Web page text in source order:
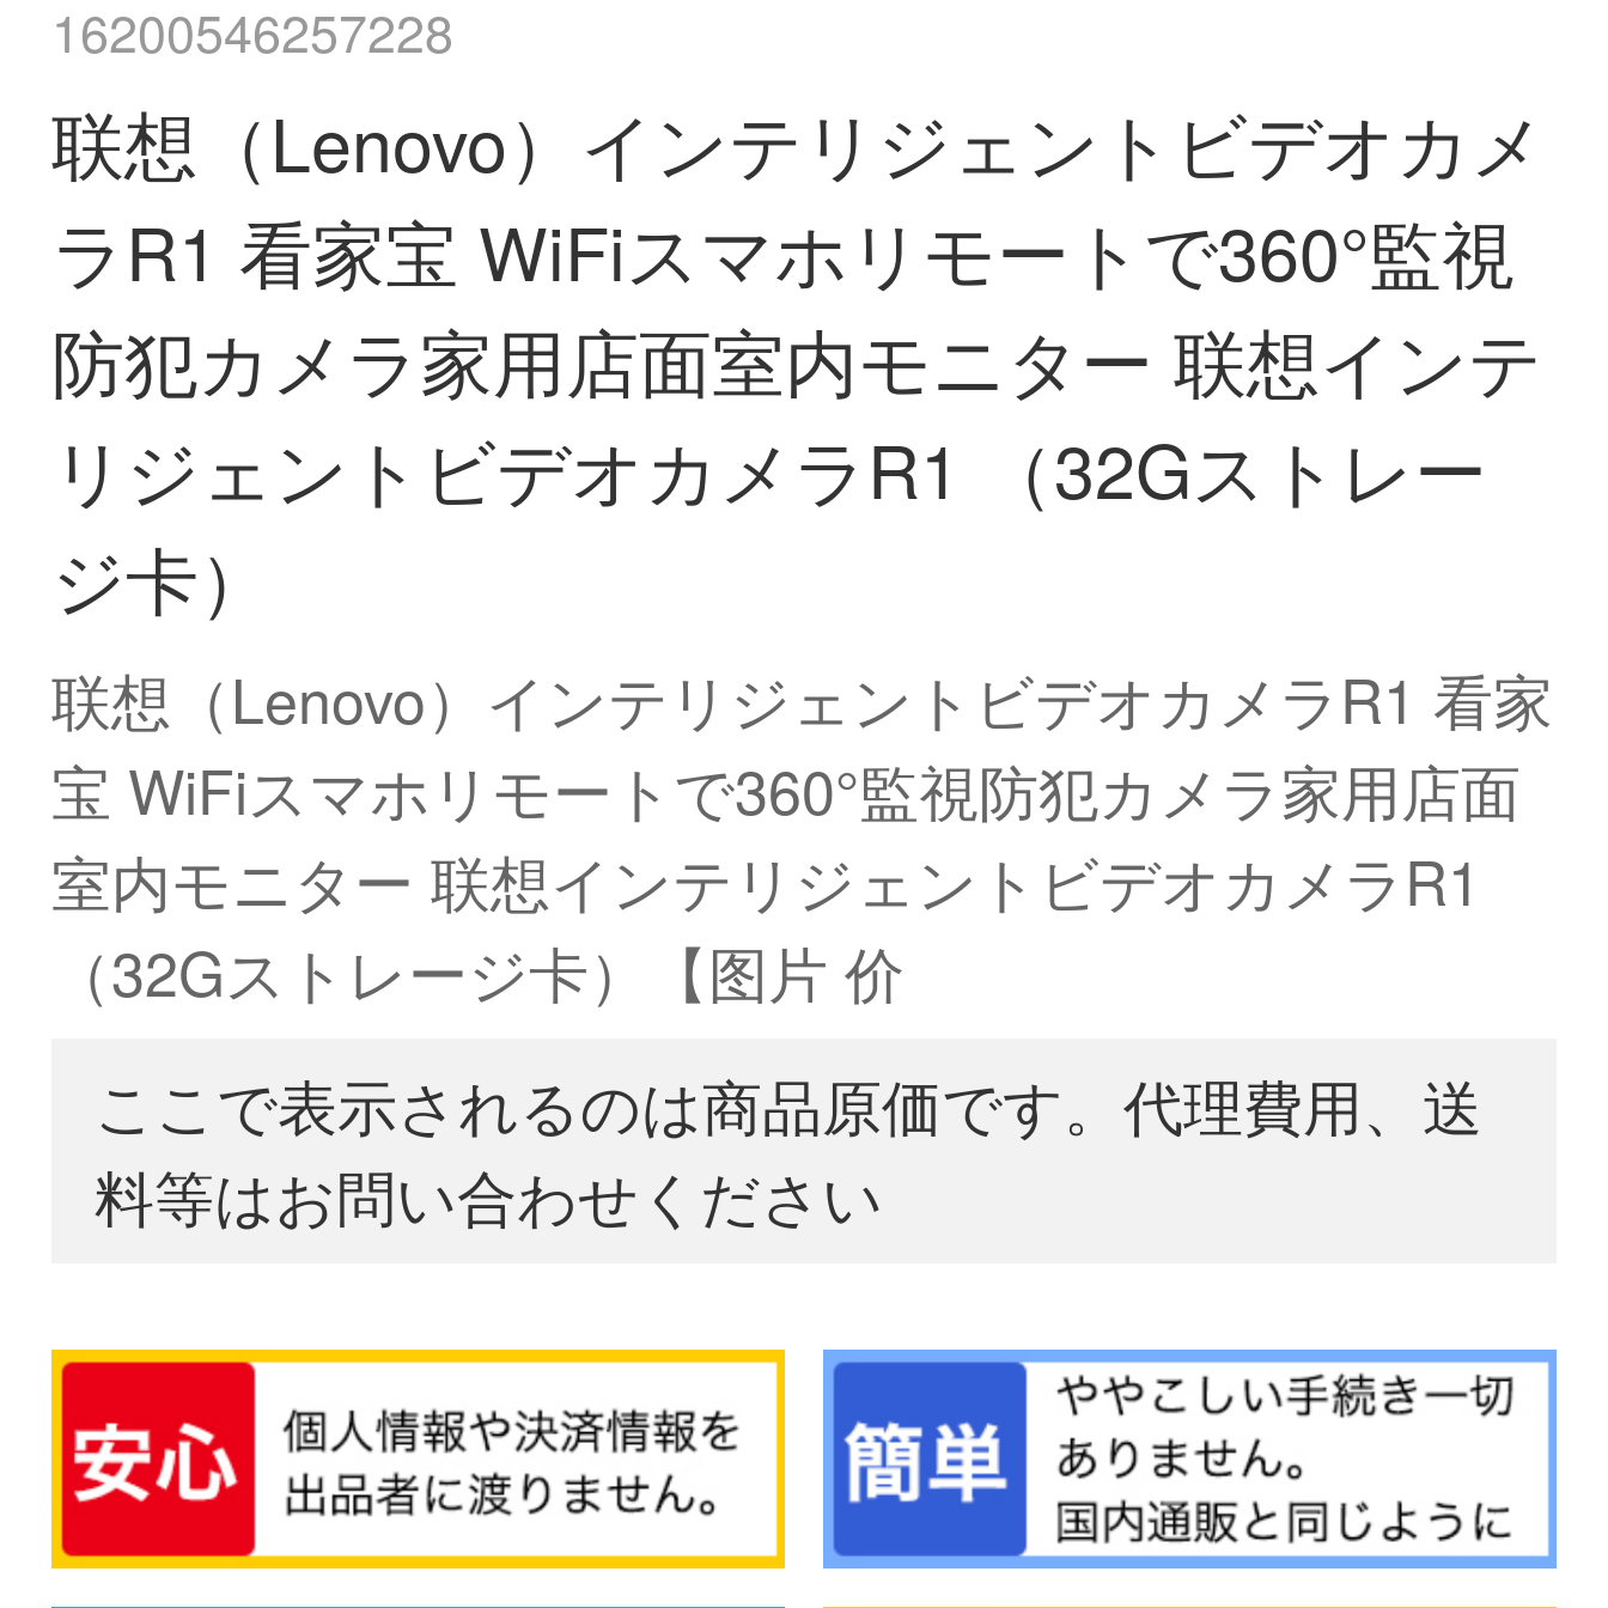
16200546257228
联想（Lenovo）インテリジェントビデオカメ
ラR1 看家宝 WiFiスマホリモートで360°監視
防犯カメラ家用店面室内モニター 联想インテ
リジェントビデオカメラR1 （32Gストレー
ジ卡）
联想（Lenovo）インテリジェントビデオカメラR1 看家
宝 WiFiスマホリモートで360°監視防犯カメラ家用店面
室内モニター 联想インテリジェントビデオカメラR1
（32Gストレージ卡）【图片 价
ここで表示されるのは商品原価です。代理費用、送
料等はお問い合わせください